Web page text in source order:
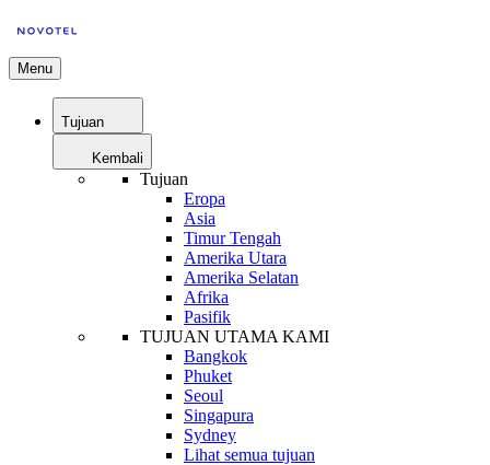
Menu
Tujuan
Kembali
Tujuan
Eropa
Asia
Timur Tengah
Amerika Utara
Amerika Selatan
Afrika
Pasifik
TUJUAN UTAMA KAMI
Bangkok
Phuket
Seoul
Singapura
Sydney
Lihat semua tujuan